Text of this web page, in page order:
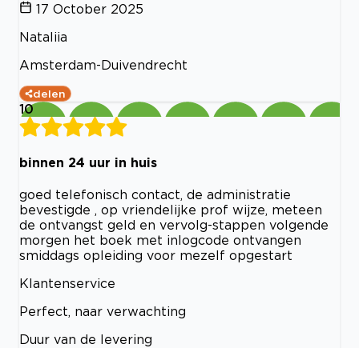
17 October 2025
Nataliia
Amsterdam-Duivendrecht
delen
10
binnen 24 uur in huis
goed telefonisch contact, de administratie
bevestigde , op vriendelijke prof wijze, meteen
de ontvangst geld en vervolg-stappen volgende
morgen het boek met inlogcode ontvangen
smiddags opleiding voor mezelf opgestart
Klantenservice
Perfect, naar verwachting
Duur van de levering